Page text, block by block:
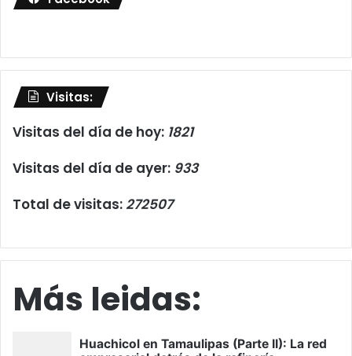
Visitas:
Visitas del día de hoy: 1821
Visitas del día de ayer: 933
Total de visitas: 272507
Más leidas: